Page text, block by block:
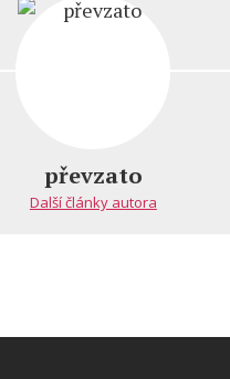
o množení
převzato
Další články autora